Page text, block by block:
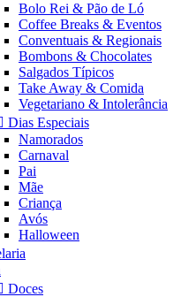
Bolo Rei & Pão de Ló
Coffee Breaks & Eventos
Conventuais & Regionais
Bombons & Chocolates
Salgados Típicos
Take Away & Comida
Vegetariano & Intolerância
Dias Especiais
Namorados
Carnaval
Pai
Mãe
Criança
Avós
Halloween
Doces